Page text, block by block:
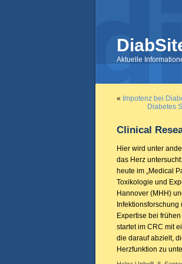
Aktuelle
« Impotenz bei
Diabetes
Clinical
Hier wird unter
das Herz
heute im „Medical
Toxikologie und
Hannover (MHH)
Expertise bei
startet im CRC mit
die darauf abzielt,
Herzfunktion zu